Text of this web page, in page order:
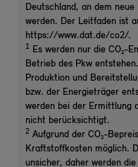
Deutschland, an dem
werden. Der Leitfaden ist
https://www.dat.de/co2/.
1 Es werden nur die CO₂-
Betrieb des Pkw
Produktion und
bzw. der Energieträger
werden bei der Ermittlung
nicht berücksichtigt.
2 Aufgrund der CO₂-
Kraftstoffkosten möglich.
unsicher, daher werden